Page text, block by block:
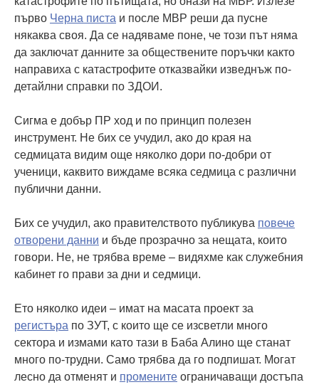
първо Черна писта и после МВР реши да пусне
някаква своя. Да се надяваме поне, че този път няма
да заключат данните за обществените поръчки както
направиха с катастрофите отказвайки изведнъж по-
детайлни справки по ЗДОИ.
Сигма е добър ПР ход и по принцип полезен
инструмент. Не бих се учудил, ако до края на
седмицата видим още няколко дори по-добри от
ученици, каквито виждаме всяка седмица с различни
публични данни.
Бих се учудил, ако правителството публикува повече
отворени данни и бъде прозрачно за нещата, които
говори. Не, не трябва време – видяхме как служебния
кабинет го прави за дни и седмици.
Ето няколко идеи – имат на масата проект за
регистъра по ЗУТ, с които ще се изсветли много
сектора и измами като тази в Баба Алино ще станат
много по-трудни. Само трябва да го подпишат. Могат
лесно да отменят и промените ограничаващи достъпа